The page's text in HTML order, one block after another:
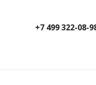
+7 499 322-08-